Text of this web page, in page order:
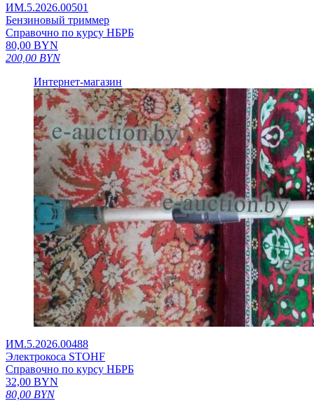
ИМ.5.2026.00501
Бензиновый триммер
Справочно по курсу НБРБ
80,00 BYN
200,00 BYN
Интернет-магазин
ИМ.5.2026.00488
Электрокоса STOHF
Справочно по курсу НБРБ
32,00 BYN
80,00 BYN